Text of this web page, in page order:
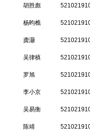
胡胜彪
杨昀樵
龚灏
吴律稹
罗旭
李小京
吴易衡
陈靖